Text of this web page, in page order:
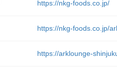
https://nkg-foods.co.jp/
https://nkg-foods.co.jp/
https://arklounge-